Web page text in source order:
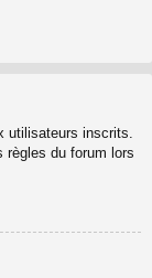
utilisateurs inscrits.
règles du forum lors